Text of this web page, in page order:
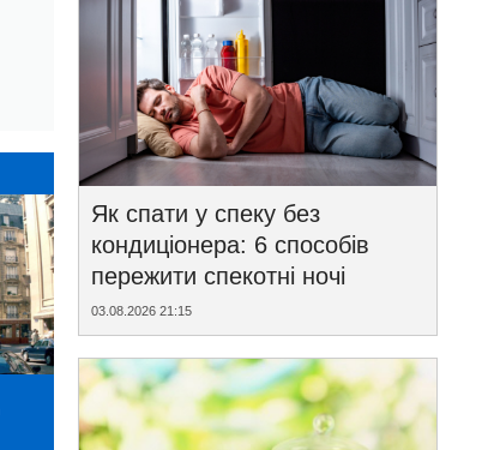
Як спати у спеку без
кондиціонера: 6 способів
пережити спекотні ночі
03.08.2026 21:15